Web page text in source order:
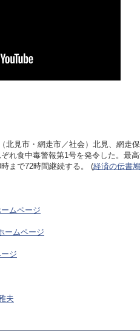
北見市・網走市／社会）北見、網走
れ食中毒警報第1号を発令した。最
まで72時間継続する。 (経済の伝書鳩
ムページ
ームページ
ジ
夫